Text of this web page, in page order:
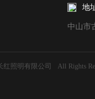
地
中山市
照明有限公司 All Rights